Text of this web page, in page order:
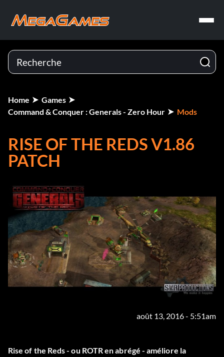
Home
Games
Command & Conquer : Generals - Zero Hour
Mods
RISE OF THE REDS V1.86
PATCH
août 13, 2016 - 5:51am
Rise of the Reds - ou ROTR en abrégé - améliore la